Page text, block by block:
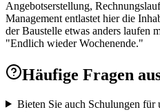
Angebotserstellung,
Management entlastet hier die
der Baustelle etwas anders laufen
"Endlich wieder Wochenende."
Häufige Fragen
Bieten Sie auch Schulungen